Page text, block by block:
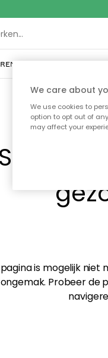
& TAFELGEREI
Sorry!
is mogelijk niet
ongemak. Probeer de
We care about
We use cookies to
option to opt out of
may affect your